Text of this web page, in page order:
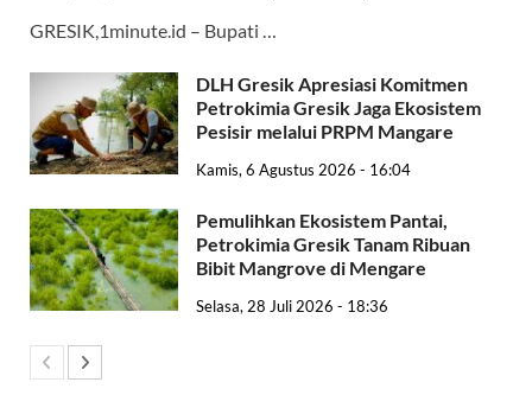
GRESIK,1minute.id – Bupati …
DLH Gresik Apresiasi Komitmen
Petrokimia Gresik Jaga Ekosistem
Pesisir melalui PRPM Mangare
Kamis, 6 Agustus 2026 - 16:04
Pemulihkan Ekosistem Pantai,
Petrokimia Gresik Tanam Ribuan
Bibit Mangrove di Mengare
Selasa, 28 Juli 2026 - 18:36